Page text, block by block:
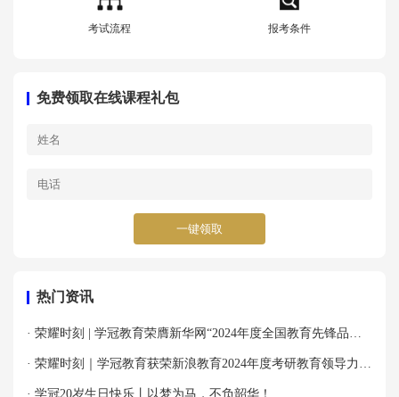
考试流程 报考条件
免费领取在线课程礼包
一键领取
热门资讯
· 荣耀时刻 | 学冠教育荣膺新华网“2024年度全国教育先锋品牌
优秀案例”殊荣！
· 荣耀时刻｜学冠教育获荣新浪教育2024年度考研教育领导力品
牌！
· 学冠20岁生日快乐丨以梦为马，不负韶华！